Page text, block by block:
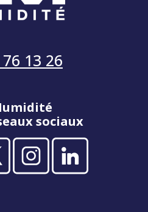
13 26
sociaux